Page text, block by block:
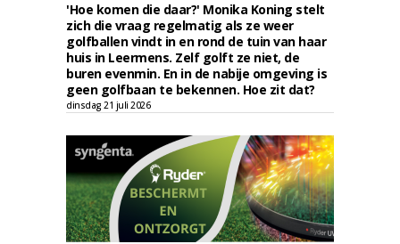
'Hoe komen die daar?' Monika Koning stelt
zich die vraag regelmatig als ze weer
golfballen vindt in en rond de tuin van haar
huis in Leermens. Zelf golft ze niet, de
buren evenmin. En in de nabije omgeving is
geen golfbaan te bekennen. Hoe zit dat?
dinsdag 21 juli 2026